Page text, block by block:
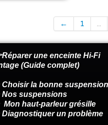
← 1 ...
une enceinte Hi-Fi
(Guide complet)
Choisir la bonne suspension
Nos suspensions
Mon haut-parleur grésille
Diagnostiquer un problème